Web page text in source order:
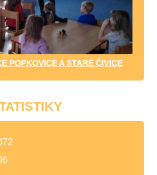
POPKOVICE A STARÉ ČIVICE